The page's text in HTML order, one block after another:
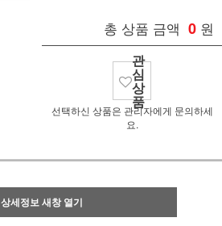
총 상품 금액 0 원
관
심
상
품
선택하신 상품은 관리자에게 문의하세
요.
상세정보 새창 열기